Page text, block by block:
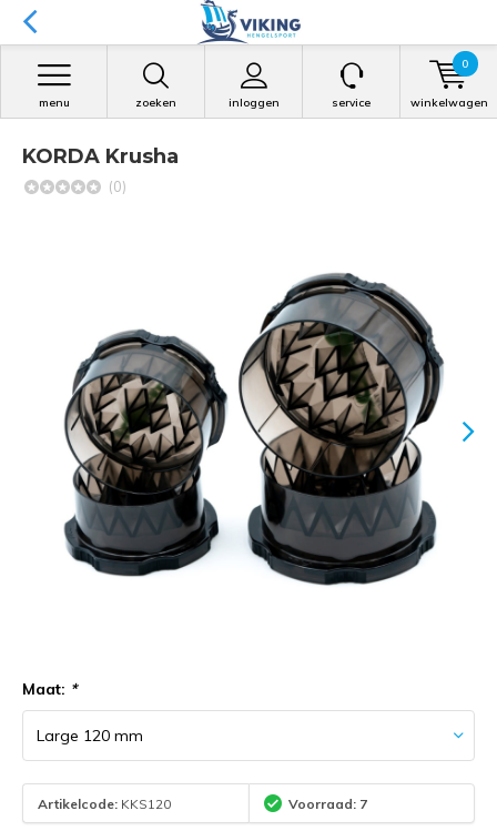
zoeken inloggen
menu service winkelwagen
0
KORDA Krusha
(0)
Maat: *
Artikelcode: KKS120 Voorraad: 7